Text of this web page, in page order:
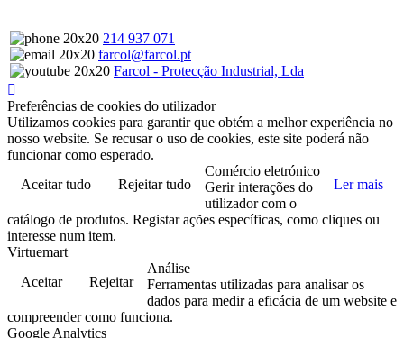
214 937 071
farcol@farcol.pt
Farcol - Protecção Industrial, Lda
Preferências de cookies do utilizador
Utilizamos cookies para garantir que obtém a melhor experiência no
nosso website. Se recusar o uso de cookies, este site poderá não
funcionar como esperado.
Aceitar tudo
Rejeitar tudo Ler mais
Comércio eletrónico
Gerir interações do
utilizador com o
catálogo de produtos. Registar ações específicas, como cliques ou
interesse num item.
Virtuemart
Aceitar
Rejeitar
Análise
Ferramentas utilizadas para analisar os
dados para medir a eficácia de um website e
compreender como funciona.
Google Analytics